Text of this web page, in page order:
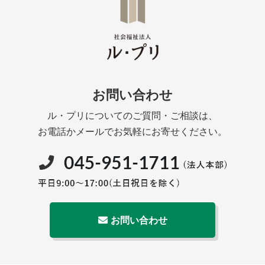
お問い合わせ
ル・プリについてのご質問・ご相談は、
お電話かメールでお気軽にお寄せください。
お問い合わせ